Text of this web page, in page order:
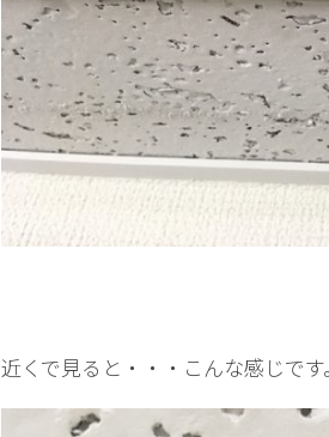
近くで見ると・・・こんな感じです